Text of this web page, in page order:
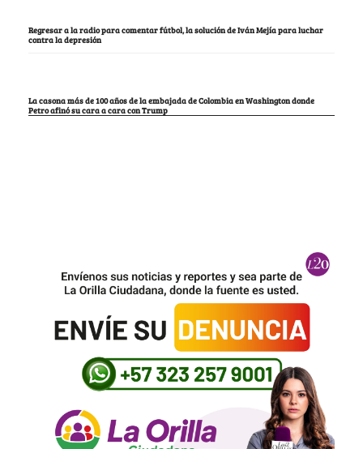
Regresar a la radio para comentar fútbol, la solución de Iván Mejía para luchar
contra la depresión
La casona más de 100 años de la embajada de Colombia en Washington donde
Petro afinó su cara a cara con Trump